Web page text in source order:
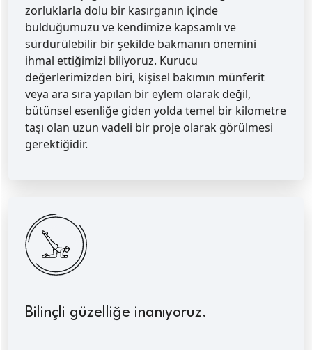
zorluklarla dolu bir kasırganın içinde
bulduğumuzu ve kendimize kapsamlı ve
sürdürülebilir bir şekilde bakmanın önemini
ihmal ettiğimizi biliyoruz. Kurucu
değerlerimizden biri, kişisel bakımın münferit
veya ara sıra yapılan bir eylem olarak değil,
bütünsel esenliğe giden yolda temel bir kilometre
taşı olan uzun vadeli bir proje olarak görülmesi
gerektiğidir.
Bilinçli güzelliğe inanıyoruz.